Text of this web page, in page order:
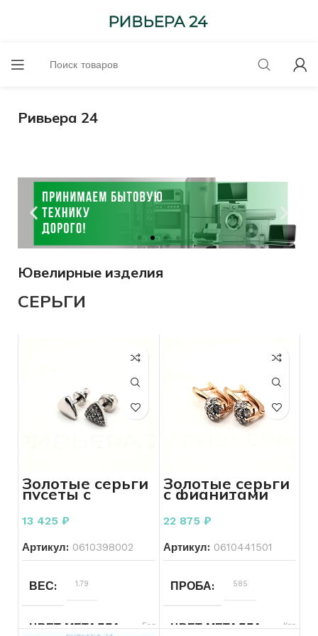
Ривьера 24
Оценим
Ювелирные изделия
СЕРЬГИ
Золотые серьги
пусеты с
фианитами 585
пробы 1.79
грамм
13 425 ₽
Артикул: 0610398002
ВЕС 1.79
ЦВЕТ МЕТАЛЛА Белый
Золотые серьги
с фианитами
585 пробы 3.05
грамм
22 875 ₽
Артикул: 0610441501
ПРОБА 585
ЦВЕТ МЕТАЛЛА Красный